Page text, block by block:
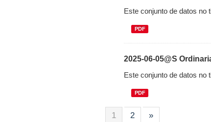
Este conjunto de datos no
PDF
2025-06-05@S
Este conjunto de datos no
PDF
1 2 »